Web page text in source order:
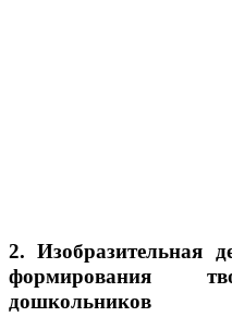
2. Изобразительная
формирования
дошкольников